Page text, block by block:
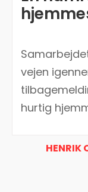
vejen
hurtig
HENRIK